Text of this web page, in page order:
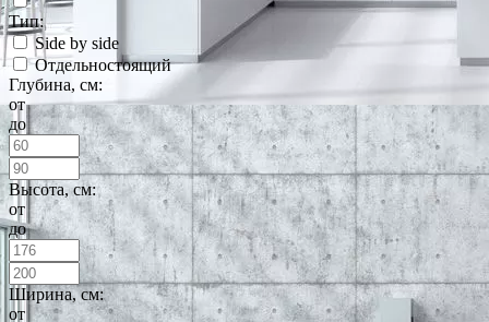
Тип:
Side by side
Отдельностоящий
Глубина, см:
от
до
Высота, см:
от
до
Ширина, см:
от